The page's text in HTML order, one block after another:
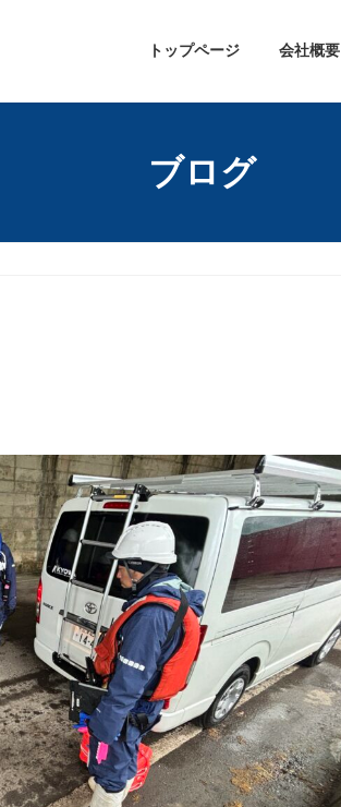
トップページ 会社概要
ブログ